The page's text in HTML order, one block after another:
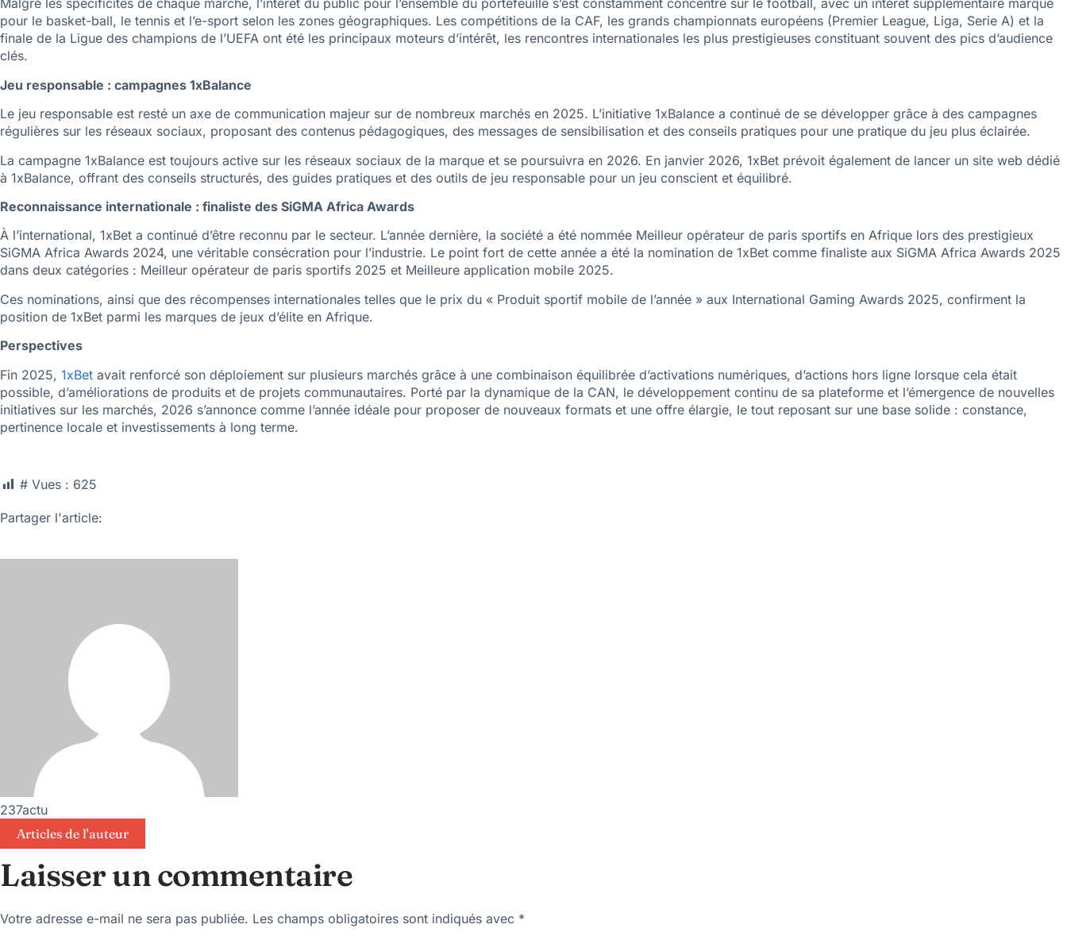
Malgré les spécificités de chaque marché, l’intérêt du public pour l’ensemble du portefeuille s’est constamment concentré sur le football, avec un intérêt supplémentaire marqué
pour le basket-ball, le tennis et l’e-sport selon les zones géographiques. Les compétitions de la CAF, les grands championnats européens (Premier League, Liga, Serie A) et la
finale de la Ligue des champions de l’UEFA ont été les principaux moteurs d’intérêt, les rencontres internationales les plus prestigieuses constituant souvent des pics d’audience
clés.
Jeu responsable : campagnes 1xBalance
Le jeu responsable est resté un axe de communication majeur sur de nombreux marchés en 2025. L’initiative 1xBalance a continué de se développer grâce à des campagnes
régulières sur les réseaux sociaux, proposant des contenus pédagogiques, des messages de sensibilisation et des conseils pratiques pour une pratique du jeu plus éclairée.
La campagne 1xBalance est toujours active sur les réseaux sociaux de la marque et se poursuivra en 2026. En janvier 2026, 1xBet prévoit également de lancer un site web dédié
à 1xBalance, offrant des conseils structurés, des guides pratiques et des outils de jeu responsable pour un jeu conscient et équilibré.
Reconnaissance internationale : finaliste des SiGMA Africa Awards
À l’international, 1xBet a continué d’être reconnu par le secteur. L’année dernière, la société a été nommée Meilleur opérateur de paris sportifs en Afrique lors des prestigieux
SiGMA Africa Awards 2024, une véritable consécration pour l’industrie. Le point fort de cette année a été la nomination de 1xBet comme finaliste aux SiGMA Africa Awards 2025
dans deux catégories : Meilleur opérateur de paris sportifs 2025 et Meilleure application mobile 2025.
Ces nominations, ainsi que des récompenses internationales telles que le prix du « Produit sportif mobile de l’année » aux International Gaming Awards 2025, confirment la
position de 1xBet parmi les marques de jeux d’élite en Afrique.
Perspectives
Fin 2025, 1xBet avait renforcé son déploiement sur plusieurs marchés grâce à une combinaison équilibrée d’activations numériques, d’actions hors ligne lorsque cela était
possible, d’améliorations de produits et de projets communautaires. Porté par la dynamique de la CAN, le développement continu de sa plateforme et l’émergence de nouvelles
initiatives sur les marchés, 2026 s’annonce comme l’année idéale pour proposer de nouveaux formats et une offre élargie, le tout reposant sur une base solide : constance,
pertinence locale et investissements à long terme.
# Vues : 625
Partager l'article:
237actu
Articles de l'auteur
Laisser un commentaire
Votre adresse e-mail ne sera pas publiée. Les champs obligatoires sont indiqués avec *